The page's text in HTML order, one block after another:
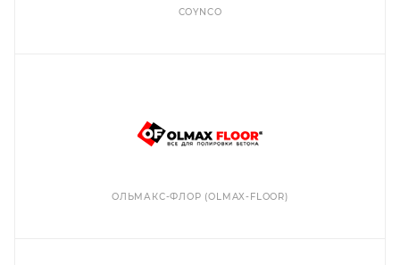
COYNCO
ОЛЬМАКС-ФЛОР (OLMAX-FLOOR)